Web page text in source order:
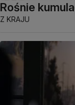
Rośnie
Z KRAJU